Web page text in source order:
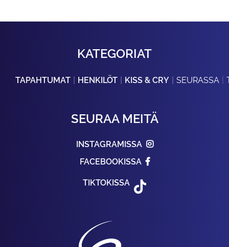
KATEGORIAT
TAPAHTUMAT HENKILÖT KISS & CRY SEURASSA
SEURAA MEITÄ
INSTAGRAMISSA
FACEBOOKISSA
TIKTOKISSA